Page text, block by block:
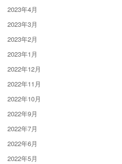
2023年4月
2023年3月
2023年2月
2023年1月
2022年12月
2022年11月
2022年10月
2022年9月
2022年7月
2022年6月
2022年5月